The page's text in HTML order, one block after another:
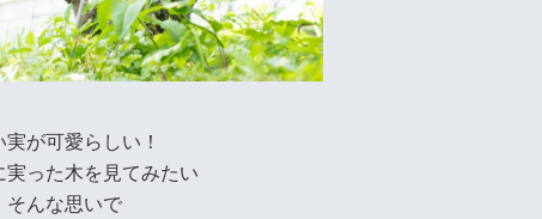
実が可愛らしい！
実った木を見てみたい
そんな思いで